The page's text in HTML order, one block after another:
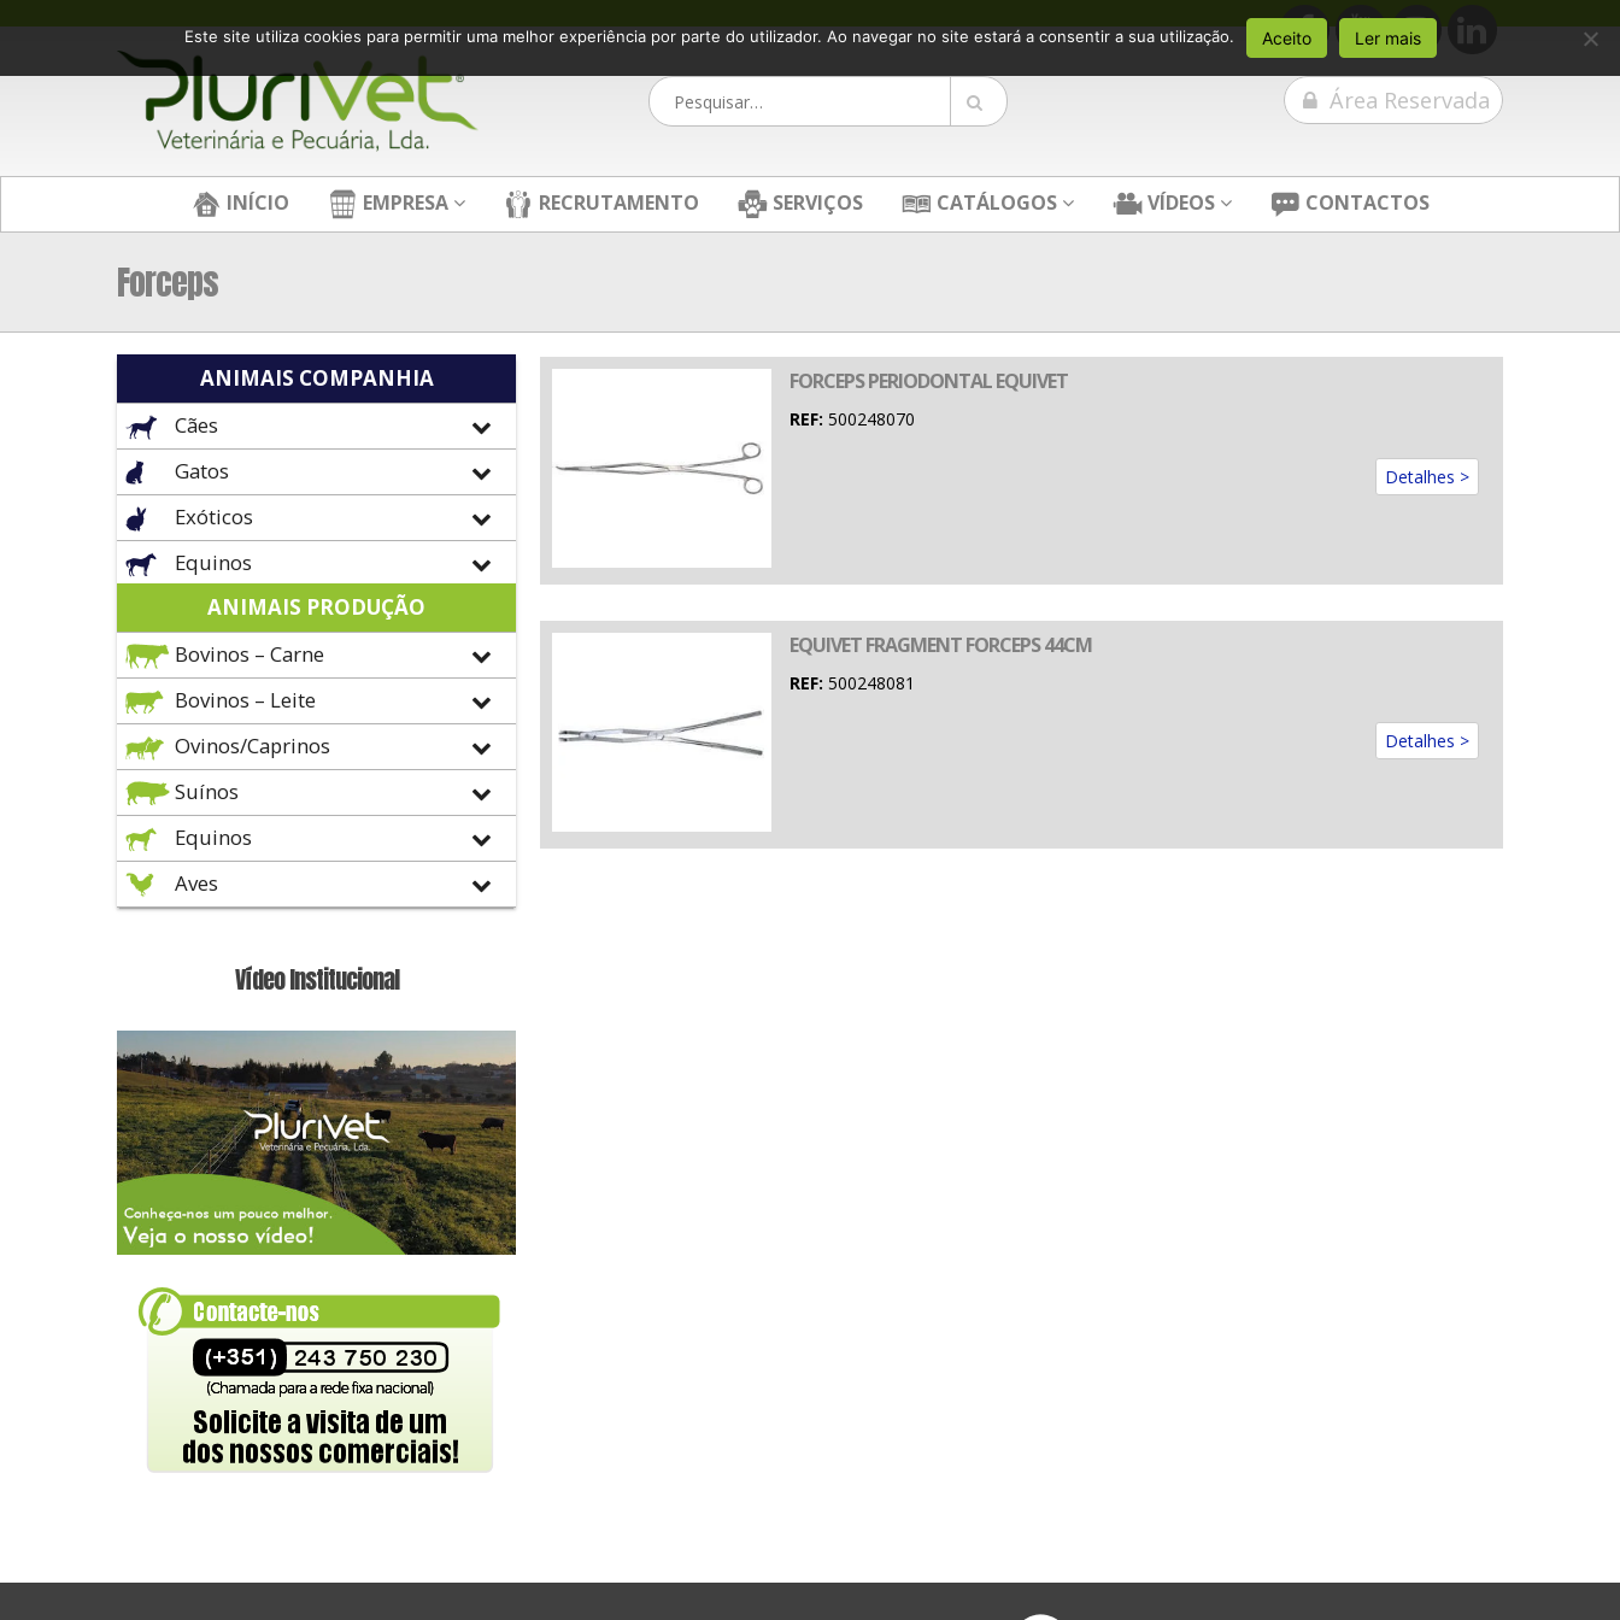
Área Reservada
INÍCIO EMPRESA RECRUTAMENTO SERVIÇOS CATÁLOGOS VÍDEOS CONTACTOS
Forceps
FORCEPS PERIODONTAL EQUIVET
REF: 500248070
Detalhes >
EQUIVET FRAGMENT FORCEPS 44CM
REF: 500248081
Detalhes >
ANIMAIS COMPANHIA
Cães
Gatos
Exóticos
Equinos
ANIMAIS PRODUÇÃO
Bovinos – Carne
Bovinos – Leite
Ovinos/Caprinos
Suínos
Equinos
Aves
Vídeo Institucional
Este site utiliza cookies para permitir uma melhor experiência por parte do utilizador. Ao navegar no site estará a consentir a sua utilização. Aceito Ler mais